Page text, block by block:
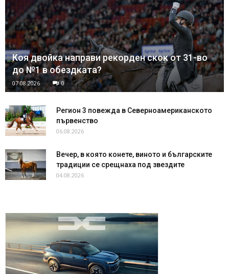
Коя двойка направи рекорден скок от 31-во
до №1 в обездката?
07.08.2026 0
Регион 3 повежда в Северноамериканското
първенство
06.08.2026
Вечер, в която конете, виното и българските
традиции се срещнаха под звездите
04.08.2026